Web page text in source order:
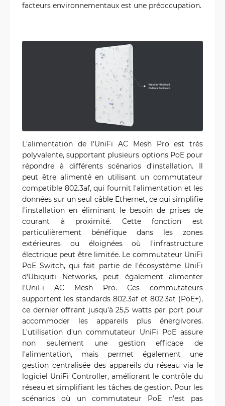
facteurs environnementaux est une préoccupation.
L'alimentation de l'UniFi AC Mesh Pro est très
polyvalente, supportant plusieurs options PoE pour
répondre à différents scénarios d'installation. Il
peut être alimenté en utilisant un commutateur
compatible 802.3af, qui fournit l'alimentation et les
données sur un seul câble Ethernet, ce qui simplifie
l'installation en éliminant le besoin de prises de
courant à proximité. Cette fonction est
particulièrement bénéfique dans les zones
extérieures ou éloignées où l'infrastructure
électrique peut être limitée. Le commutateur UniFi
PoE Switch, qui fait partie de l'écosystème UniFi
d'Ubiquiti Networks, peut également alimenter
l'UniFi AC Mesh Pro. Ces commutateurs
supportent les standards 802.3af et 802.3at (PoE+),
ce dernier offrant jusqu'à 25,5 watts par port pour
accommoder les appareils plus énergivores.
L'utilisation d'un commutateur UniFi PoE assure
non seulement une gestion efficace de
l'alimentation, mais permet également une
gestion centralisée des appareils du réseau via le
logiciel UniFi Controller, améliorant le contrôle du
réseau et simplifiant les tâches de gestion. Pour les
scénarios où un commutateur PoE n'est pas